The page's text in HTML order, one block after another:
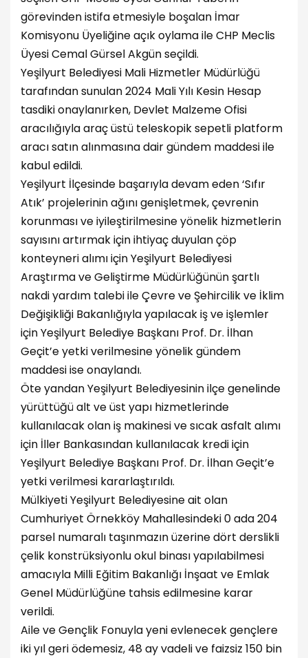
görevinden istifa etmesiyle boşalan İmar
Komisyonu Üyeliğine açık oylama ile CHP Meclis
Üyesi Cemal Gürsel Akgün seçildi.
Yeşilyurt Belediyesi Mali Hizmetler Müdürlüğü
tarafından sunulan 2024 Mali Yılı Kesin Hesap
tasdiki onaylanırken, Devlet Malzeme Ofisi
aracılığıyla araç üstü teleskopik sepetli platform
aracı satın alınmasına dair gündem maddesi ile
kabul edildi.
Yeşilyurt İlçesinde başarıyla devam eden ‘Sıfır
Atık’ projelerinin ağını genişletmek, çevrenin
korunması ve iyileştirilmesine yönelik hizmetlerin
sayısını artırmak için ihtiyaç duyulan çöp
konteyneri alımı için Yeşilyurt Belediyesi
Araştırma ve Geliştirme Müdürlüğünün şartlı
nakdi yardım talebi ile Çevre ve Şehircilik ve İklim
Değişikliği Bakanlığıyla yapılacak iş ve işlemler
için Yeşilyurt Belediye Başkanı Prof. Dr. İlhan
Geçit’e yetki verilmesine yönelik gündem
maddesi ise onaylandı.
Öte yandan Yeşilyurt Belediyesinin ilçe genelinde
yürüttüğü alt ve üst yapı hizmetlerinde
kullanılacak olan iş makinesi ve sıcak asfalt alımı
için İller Bankasından kullanılacak kredi için
Yeşilyurt Belediye Başkanı Prof. Dr. İlhan Geçit’e
yetki verilmesi kararlaştırıldı.
Mülkiyeti Yeşilyurt Belediyesine ait olan
Cumhuriyet Örnekköy Mahallesindeki 0 ada 204
parsel numaralı taşınmazın üzerine dört derslikli
çelik konstrüksiyonlu okul binası yapılabilmesi
amacıyla Milli Eğitim Bakanlığı İnşaat ve Emlak
Genel Müdürlüğüne tahsis edilmesine karar
verildi.
Aile ve Gençlik Fonuyla yeni evlenecek gençlere
iki yıl geri ödemesiz, 48 ay vadeli ve faizsiz 150 bin